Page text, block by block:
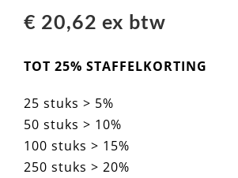
€ 20,62 ex btw
TOT 25% STAFFELKORTING
25 stuks > 5%
50 stuks > 10%
100 stuks > 15%
250 stuks > 20%